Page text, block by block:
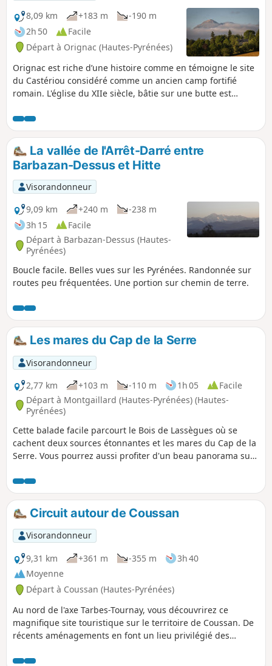
8,09 km
+183 m
-190 m
2h 50
Facile
Départ à Orignac (Hautes-Pyrénées)
Orignac est riche d’une histoire comme en témoigne le site
du Castériou considéré comme un ancien camp fortifié
romain. L'église du XIIe siècle, bâtie sur une butte est
l’existence d’un enclos défensif au Moyen Âge. Une mine de
lignite, au Sud du village, a été exploitée jusqu'en 1947. Des
fossiles d’animaux y ont été retrouvés. Des mammifères, les
plus anciens du tertiaire dont l’hipparion gracile, ancêtre
du cheval.
La vallée de l'Arrêt-Darré entre
Barbazan-Dessus et Hitte
Visorandonneur
9,09 km
+240 m
-238 m
3h 15
Facile
Départ à Barbazan-Dessus (Hautes-
Pyrénées)
Boucle facile. Belles vues sur les Pyrénées. Randonnée sur
routes peu fréquentées. Une portion sur chemin de terre.
Les mares du Cap de la Serre
Visorandonneur
2,77 km
+103 m -110 m 1h 05
Facile
Départ à Montgaillard (Hautes-Pyrénées) (Hautes-
Pyrénées)
Cette balade facile parcourt le Bois de Lassègues où se
cachent deux sources étonnantes et les mares du Cap de la
Serre. Vous pourrez aussi profiter d'un beau panorama sur
Circuit autour de Coussan
Visorandonneur
9,31 km
+361 m -355 m
3h 40
Moyenne
Départ à Coussan (Hautes-Pyrénées)
Au nord de l'axe Tarbes-Tournay, vous découvrirez ce
magnifique site touristique sur le territoire de Coussan. De
récents aménagements en font un lieu privilégié des
Darré, réalisable en moins de 3 h malgré de multiples